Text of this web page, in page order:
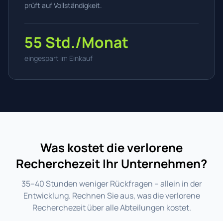
prüft auf Vollständigkeit.
55 Std./Monat
eingespart im Einkauf
Was kostet die verlorene
Recherchezeit Ihr Unternehmen?
35–40 Stunden weniger Rückfragen – allein in der
Entwicklung. Rechnen Sie aus, was die verlorene
Recherchezeit über alle Abteilungen kostet.